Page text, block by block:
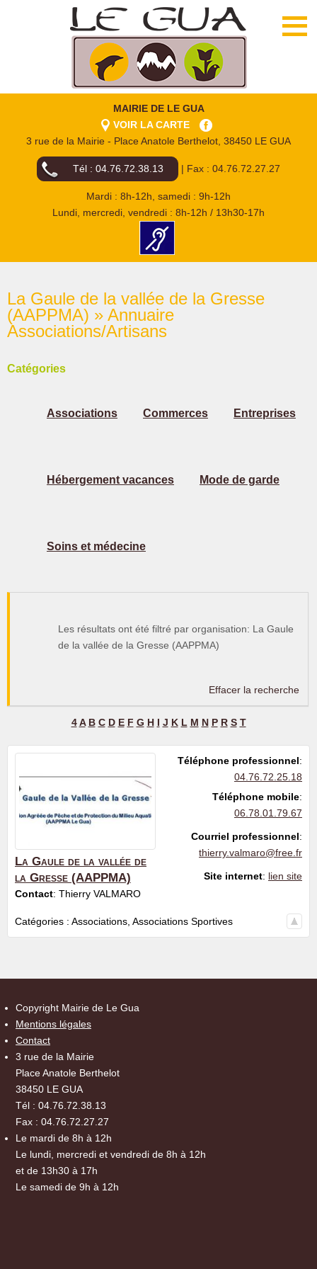
MAIRIE DE LE GUA
VOIR LA CARTE
3 rue de la Mairie - Place Anatole Berthelot, 38450 LE GUA
Tél : 04.76.72.38.13 | Fax : 04.76.72.27.27
Mardi : 8h-12h, samedi : 9h-12h
Lundi, mercredi, vendredi : 8h-12h / 13h30-17h
La Gaule de la vallée de la Gresse
(AAPPMA) » Annuaire
Associations/Artisans
Catégories
Associations Commerces Entreprises
Hébergement vacances Mode de garde
Soins et médecine
Les résultats ont été filtré par organisation: La Gaule
de la vallée de la Gresse (AAPPMA)
Effacer la recherche
4 A B C D E F G H I J K L M N P R S T
La Gaule de la vallée de
la Gresse (AAPPMA)
Contact: Thierry VALMARO
Téléphone professionnel:
04.76.72.25.18
Téléphone mobile:
06.78.01.79.67
Courriel professionnel:
thierry.valmaro@free.fr
Site internet: lien site
Catégories : Associations Associations Sportives
Copyright Mairie de Le Gua
Mentions légales
Contact
3 rue de la Mairie
Place Anatole Berthelot
38450 LE GUA
Tél : 04.76.72.38.13
Fax : 04.76.72.27.27
Le mardi de 8h à 12h
Le lundi, mercredi et vendredi de 8h à 12h
et de 13h30 à 17h
Le samedi de 9h à 12h